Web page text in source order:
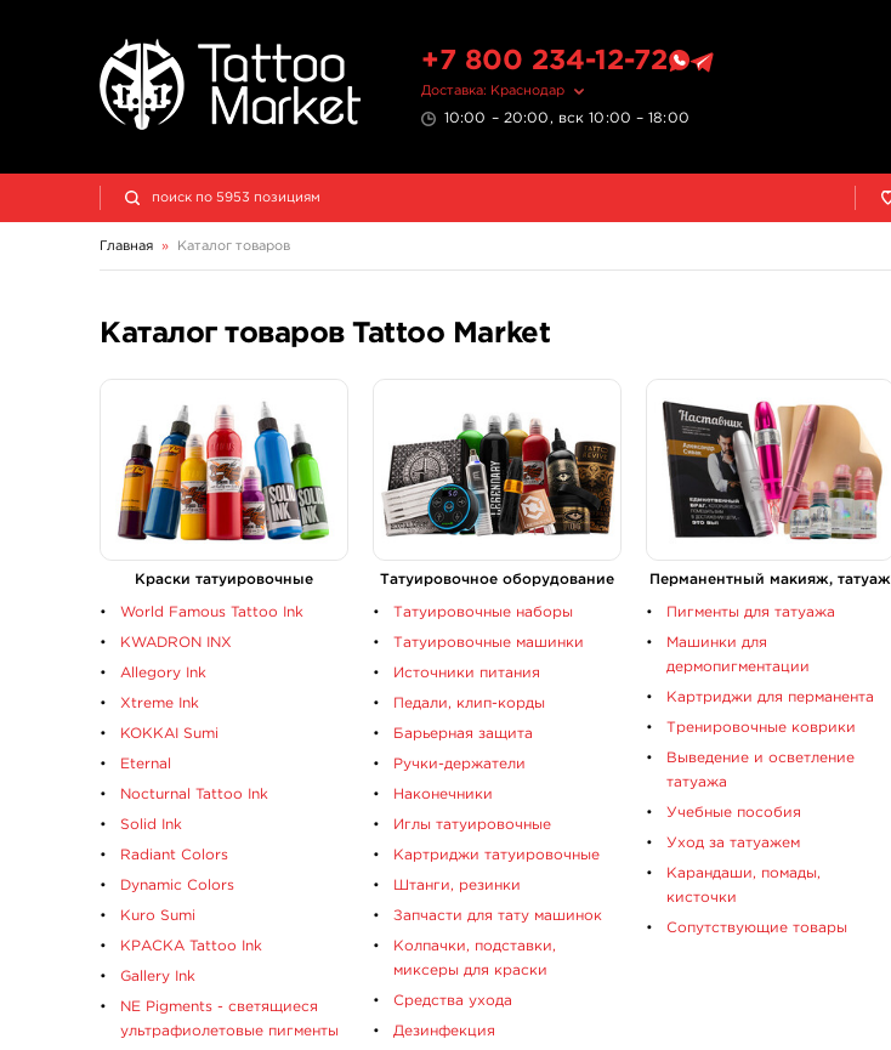
+7 800 234-12-72
Доставка: Краснодар
10:00 – 20:00, вск 10:00 – 18:00
Главная » Каталог товаров
Каталог товаров Tattoo Market
Краски татуировочные
World Famous Tattoo Ink
KWADRON INX
Allegory Ink
Xtreme Ink
KOKKAI Sumi
Eternal
Nocturnal Tattoo Ink
Solid Ink
Radiant Colors
Dynamic Colors
Kuro Sumi
КРАСКА Tattoo Ink
Gallery Ink
NE Pigments - светящиеся
ультрафиолетовые пигменты
Татуировочное оборудование
Татуировочные наборы
Татуировочные машинки
Источники питания
Педали, клип-корды
Барьерная защита
Ручки-держатели
Наконечники
Иглы татуировочные
Картриджи татуировочные
Штанги, резинки
Запчасти для тату машинок
Колпачки, подставки,
миксеры для краски
Средства ухода
Дезинфекция
Перманентный макияж, татуаж
Пигменты для татуажа
Машинки для
дермопигментации
Картриджи для перманента
Тренировочные коврики
Выведение и осветление
татуажа
Учебные пособия
Уход за татуажем
Карандаши, помады,
кисточки
Сопутствующие товары